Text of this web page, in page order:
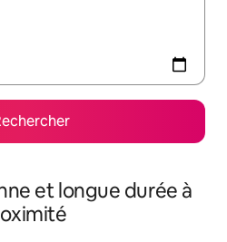
et longue durée à